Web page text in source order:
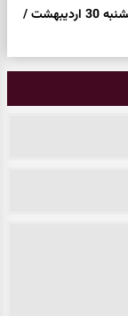
آخرین اخبار اتصال اینترنت بین الملل امروز پنجشنبه 30 اردیبهشت /